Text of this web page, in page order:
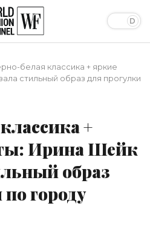
белая классика + яркие
стильный образ для прогулки
+
Ирина Шейк
образ
городу